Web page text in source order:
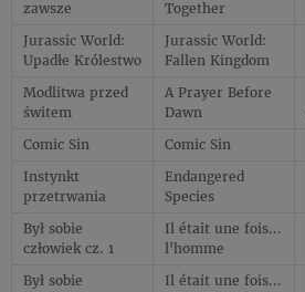
zawsze Together
Jurassic World:
Upadłe Królestwo
Jurassic World:
Fallen Kingdom
Modlitwa przed
świtem
A Prayer Before
Dawn
Comic Sin
Comic Sin
Instynkt
przetrwania
Endangered
Species
Był sobie
człowiek cz. 1
Il était une fois...
l'homme
Był sobie
Il était une fois...